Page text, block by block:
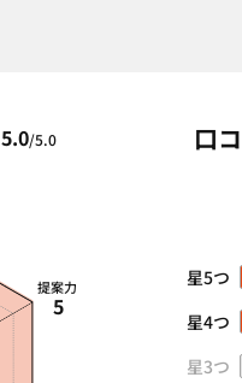
5.0/5.0
提案力
5
口
星5つ
星4つ
星3つ